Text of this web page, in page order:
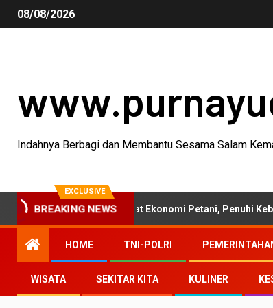
08/08/2026
Indahnya Berbagi dan Membantu Sesama Salam
EXCLUSIVE
BREAKING NEWS
2026 Perkuat Ekonomi Petani, Penuhi Kebutuhan
HOME TNI-POLRI
WISATA SEKITAR KITA KULINER